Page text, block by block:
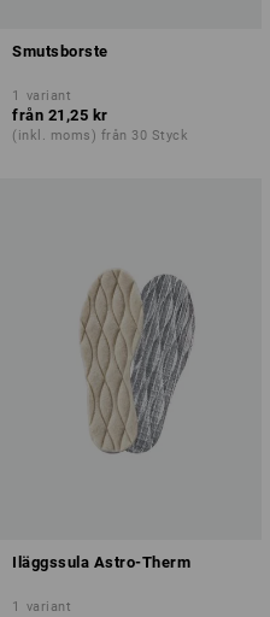
Smutsborste
1 variant
från 21,25 kr
(inkl. moms) från 30 Styck
Iläggssula Astro-Therm
1 variant